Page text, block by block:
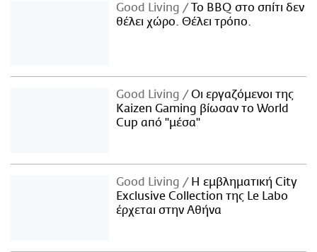
Good Living
Το BBQ στο σπίτι δεν
θέλει χώρο. Θέλει τρόπο.
Good Living
Οι εργαζόμενοι της
Kaizen Gaming βίωσαν το World
Cup από "μέσα"
Good Living
Η εμβληματική City
Exclusive Collection της Le Labo
έρχεται στην Αθήνα